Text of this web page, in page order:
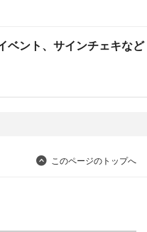
ベント、サインチェキなど
このページのトップへ